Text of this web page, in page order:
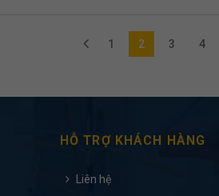
1 2(current)
3 4
HỖ TRỢ KHÁCH HÀNG
Liên hệ